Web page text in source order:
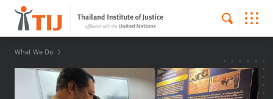
What We Do